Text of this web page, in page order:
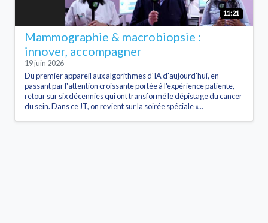
11:21
Mammographie & macrobiopsie :
innover, accompagner
19 juin 2026
Du premier appareil aux algorithmes d'IA d'aujourd'hui, en
passant par l'attention croissante portée à l'expérience patiente,
retour sur six décennies qui ont transformé le dépistage du cancer
du sein. Dans ce JT, on revient sur la soirée spéciale «...